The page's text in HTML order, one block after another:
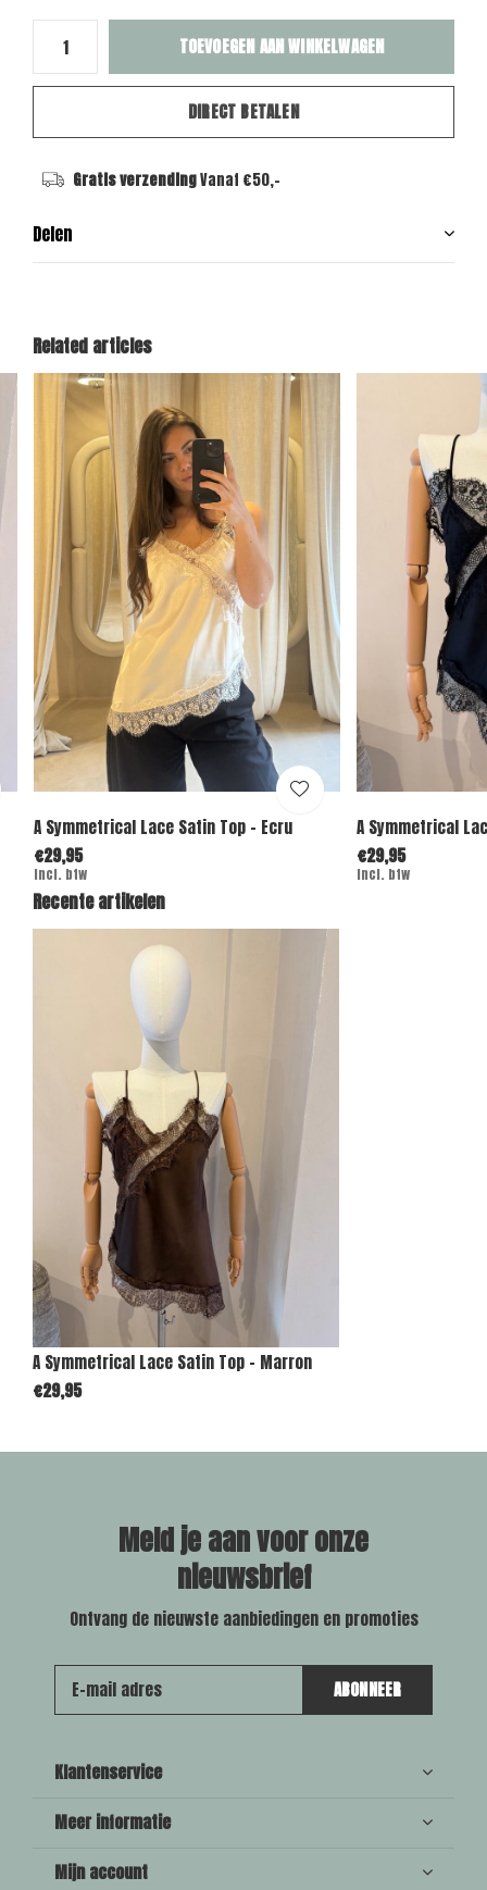
TOEVOEGEN AAN WINKELWAGEN
DIRECT BETALEN
Gratis verzendingVanaf €50,-
Delen
Related articles
A Symmetrical Lace Satin Top - Ecru
€29,95
Incl. btw
A Symmetrical
€29,95
Incl. btw
Recente artikelen
A Symmetrical Lace Satin Top - Marron
€29,95
Meld je aan voor onze
nieuwsbrief
Ontvang de nieuwste aanbiedingen en promoties
ABONNEER
Klantenservice
Meer informatie
Mijn account